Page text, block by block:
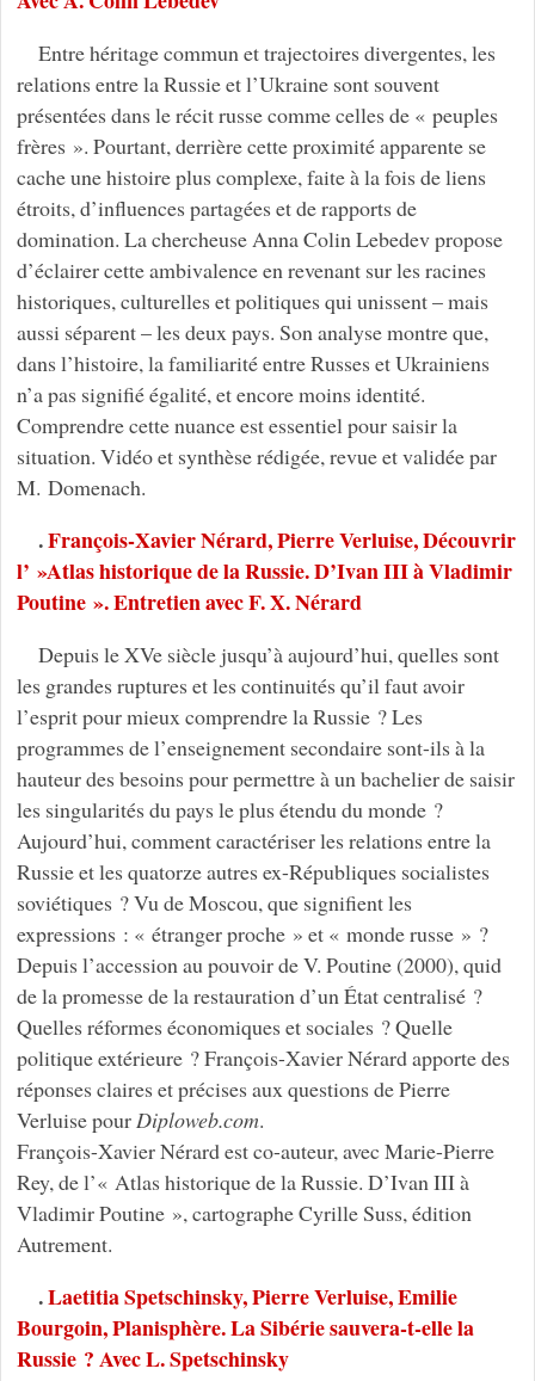
Entre héritage commun et trajectoires divergentes, les
relations entre la Russie et l’Ukraine sont souvent
présentées dans le récit russe comme celles de « peuples
frères ». Pourtant, derrière cette proximité apparente se
cache une histoire plus complexe, faite à la fois de liens
étroits, d’influences partagées et de rapports de
domination. La chercheuse Anna Colin Lebedev propose
d’éclairer cette ambivalence en revenant sur les racines
historiques, culturelles et politiques qui unissent – mais
aussi séparent – les deux pays. Son analyse montre que,
dans l’histoire, la familiarité entre Russes et Ukrainiens
n’a pas signifié égalité, et encore moins identité.
Comprendre cette nuance est essentiel pour saisir la
situation. Vidéo et synthèse rédigée, revue et validée par
M. Domenach.
.François-Xavier Nérard, Pierre Verluise, Découvrir
l’ »Atlas historique de la Russie. D’Ivan III à Vladimir
Poutine ». Entretien avec F. X. Nérard
Depuis le XVe siècle jusqu’à aujourd’hui, quelles sont
les grandes ruptures et les continuités qu’il faut avoir
l’esprit pour mieux comprendre la Russie ? Les
programmes de l’enseignement secondaire sont-ils à la
hauteur des besoins pour permettre à un bachelier de saisir
les singularités du pays le plus étendu du monde ?
Aujourd’hui, comment caractériser les relations entre la
Russie et les quatorze autres ex-Républiques socialistes
soviétiques ? Vu de Moscou, que signifient les
expressions : « étranger proche » et « monde russe » ?
Depuis l’accession au pouvoir de V. Poutine (2000), quid
de la promesse de la restauration d’un État centralisé ?
Quelles réformes économiques et sociales ? Quelle
politique extérieure ? François-Xavier Nérard apporte des
réponses claires et précises aux questions de Pierre
Verluise pour Diploweb.com.
François-Xavier Nérard est co-auteur, avec Marie-Pierre
Rey, de l’« Atlas historique de la Russie. D’Ivan III à
Vladimir Poutine », cartographe Cyrille Suss, édition
Autrement.
.Laetitia Spetschinsky, Pierre Verluise, Emilie
Bourgoin, Planisphère. La Sibérie sauvera-t-elle la
Russie ? Avec L. Spetschinsky